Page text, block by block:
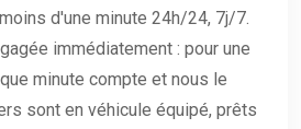
d'une minute 24h/24, 7j/7.
immédiatement : pour une
minute compte et nous le
sont en véhicule équipé, prêts